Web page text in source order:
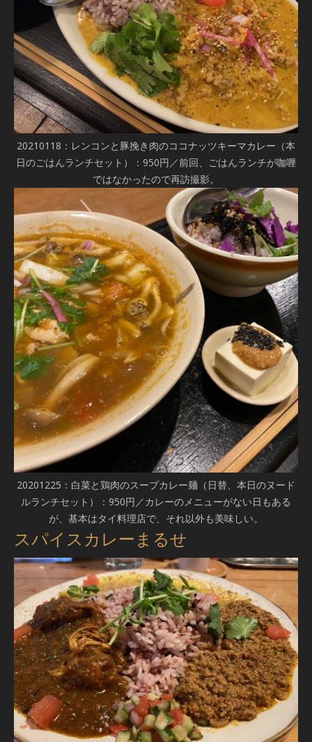
20210118：レンコンと豚挽き肉のココナッツキーマカレー（本
日のごはんランチセット）：950円／前回、ごはんランチが咖喱
ではなかったので再訪撮影。
20201225：白菜と鶏肉のスープカレー麺（日替、本日のヌード
ルランチセット）：950円／カレーのメニューがない日もある
が、基本はタイ料理店で、それ以外も美味しい。
スパイスカレーまるせ